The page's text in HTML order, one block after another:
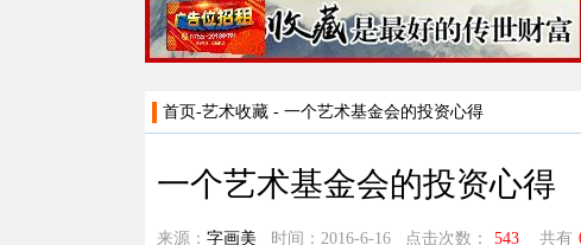
首页-艺术收藏 - 一个艺术基金会的投资心得
一个艺术基金会的投资心得
来源： 字画美 时间：2016-6-16 点击次数： 543 共有